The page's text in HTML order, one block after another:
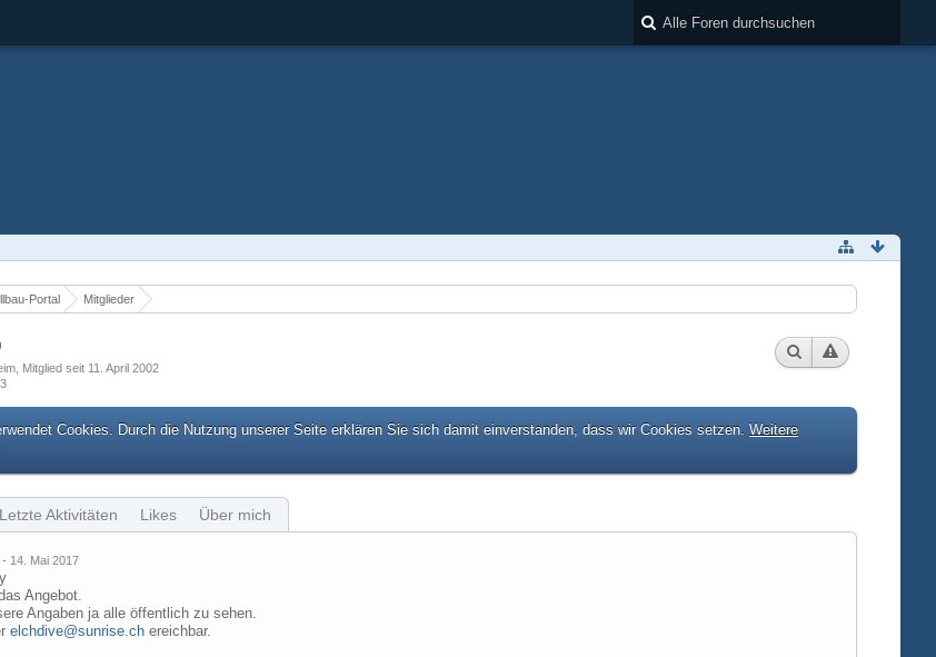
Portal Mitglieder
Mitglied seit 11. April 2002
Cookies. Durch die Nutzung unserer Seite erklären Sie sich damit einverstanden, dass wir Cookies setzen. Weitere
Letzte Aktivitäten Likes Über mich
- 14. Mai 2017
Angebot.
Angaben ja alle öffentlich zu sehen.
elchdive@sunrise.ch ereichbar.